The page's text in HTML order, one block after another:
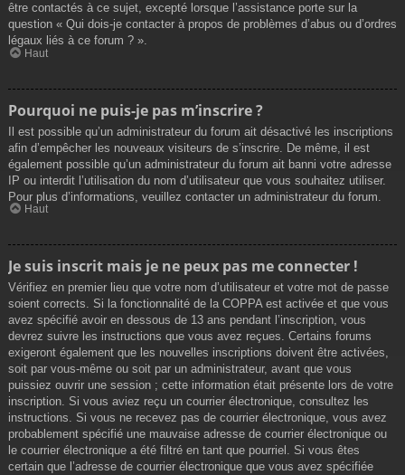
être contactés à ce sujet, excepté lorsque l’assistance porte sur la
question « Qui dois-je contacter à propos de problèmes d’abus ou d’ordres
légaux liés à ce forum ? ».
Haut
Pourquoi ne puis-je pas m’inscrire ?
Il est possible qu’un administrateur du forum ait désactivé les inscriptions
afin d’empêcher les nouveaux visiteurs de s’inscrire. De même, il est
également possible qu’un administrateur du forum ait banni votre adresse
IP ou interdit l’utilisation du nom d’utilisateur que vous souhaitez utiliser.
Pour plus d’informations, veuillez contacter un administrateur du forum.
Haut
Je suis inscrit mais je ne peux pas me connecter !
Vérifiez en premier lieu que votre nom d’utilisateur et votre mot de passe
soient corrects. Si la fonctionnalité de la COPPA est activée et que vous
avez spécifié avoir en dessous de 13 ans pendant l’inscription, vous
devrez suivre les instructions que vous avez reçues. Certains forums
exigeront également que les nouvelles inscriptions doivent être activées,
soit par vous-même ou soit par un administrateur, avant que vous
puissiez ouvrir une session ; cette information était présente lors de votre
inscription. Si vous aviez reçu un courrier électronique, consultez les
instructions. Si vous ne recevez pas de courrier électronique, vous avez
probablement spécifié une mauvaise adresse de courrier électronique ou
le courrier électronique a été filtré en tant que pourriel. Si vous êtes
certain que l’adresse de courrier électronique que vous avez spécifiée